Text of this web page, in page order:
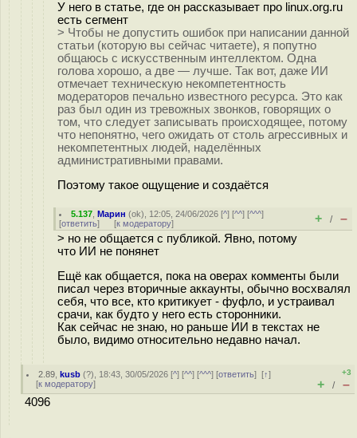
У него в статье, где он рассказывает про linux.org.ru
есть сегмент
> Чтобы не допустить ошибок при написании данной
статьи (которую вы сейчас читаете), я попутно
общаюсь с искусственным интеллектом. Одна
голова хорошо, а две — лучше. Так вот, даже ИИ
отмечает техническую некомпетентность
модераторов печально известного ресурса. Это как
раз был один из тревожных звонков, говорящих о
том, что следует записывать происходящее, потому
что непонятно, чего ожидать от столь агрессивных и
некомпетентных людей, наделённых
административными правами.
Поэтому такое ощущение и создаётся
5.137 ,Марин (ok), 12:05, 24/06/2026 [^] [^^] [^^^]
[ответить] [к модератору] + / –
> но не общается с публикой. Явно, потому
что ИИ не понянет
Ещё как общается, пока на оверах комменты были
писал через вторичные аккаунты, обычно восхвалял
себя, что все, кто критикует - фуфло, и устраивал
срачи, как будто у него есть сторонники.
Как сейчас не знаю, но раньше ИИ в текстах не
было, видимо относительно недавно начал.
2.89 ,kusb (?), 18:43, 30/05/2026 [^] [^^] [^^^] [ответить][↑]
[к модератору]
+3
+ / –
4096